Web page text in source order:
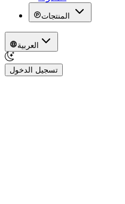
المنتجات
العربية
تسجيل الدخول